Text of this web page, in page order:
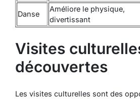
Danse
Améliore le physique,
divertissant
Visites
découvertes
Les visites culturelles sont des